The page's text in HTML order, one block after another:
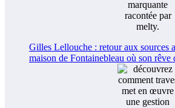
Gilles Lellouche : retour aux sources
maison de Fontainebleau où son rêve